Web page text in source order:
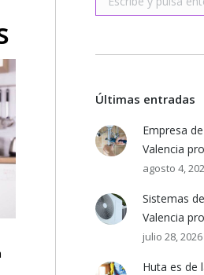
Últimas entradas
Empresa
Valencia
agosto 4,
Sistemas
Valencia
julio 28, 2026
Huta es de